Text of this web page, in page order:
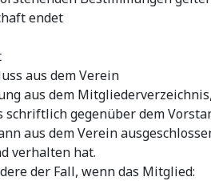
endet
aus dem Verein
aus dem
gegenüber dem
aus dem Verein
verhalten hat.
der Fall, wenn das Mitglied: